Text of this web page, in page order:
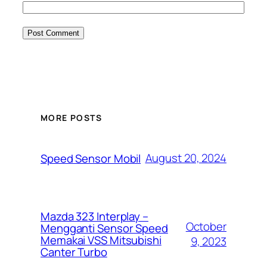
MORE POSTS
Speed Sensor Mobil August 20, 2024
Mazda 323 Interplay –
Mengganti Sensor Speed
Memakai VSS Mitsubishi
Canter Turbo
October
9, 2023